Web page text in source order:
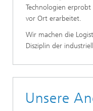
Technologien
vor Ort erarbeitet.
Wir machen die
Disziplin der
Unsere